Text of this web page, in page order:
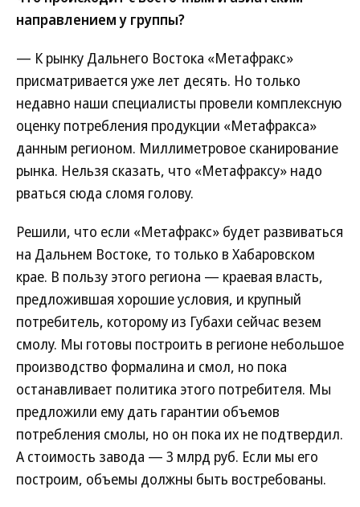
направлением у группы?
— К рынку Дальнего Востока «Метафракс»
присматривается уже лет десять. Но только
недавно наши специалисты провели комплексную
оценку потребления продукции «Метафракса»
данным регионом. Миллиметровое сканирование
рынка. Нельзя сказать, что «Метафраксу» надо
рваться сюда сломя голову.
Решили, что если «Метафракс» будет развиваться
на Дальнем Востоке, то только в Хабаровском
крае. В пользу этого региона — краевая власть,
предложившая хорошие условия, и крупный
потребитель, которому из Губахи сейчас везем
смолу. Мы готовы построить в регионе небольшое
производство формалина и смол, но пока
останавливает политика этого потребителя. Мы
предложили ему дать гарантии объемов
потребления смолы, но он пока их не подтвердил.
А стоимость завода — 3 млрд руб. Если мы его
построим, объемы должны быть вос­требованы.